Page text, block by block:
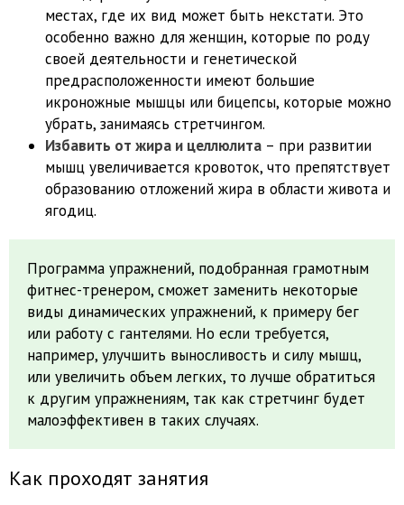
местах, где их вид может быть некстати. Это
особенно важно для женщин, которые по роду
своей деятельности и генетической
предрасположенности имеют большие
икроножные мышцы или бицепсы, которые можно
убрать, занимаясь стретчингом.
Избавить от жира и целлюлита – при развитии
мышц увеличивается кровоток, что препятствует
образованию отложений жира в области живота и
ягодиц.
Программа упражнений, подобранная грамотным
фитнес-тренером, сможет заменить некоторые
виды динамических упражнений, к примеру бег
или работу с гантелями. Но если требуется,
например, улучшить выносливость и силу мышц,
или увеличить объем легких, то лучше обратиться
к другим упражнениям, так как стретчинг будет
малоэффективен в таких случаях.
Как проходят занятия